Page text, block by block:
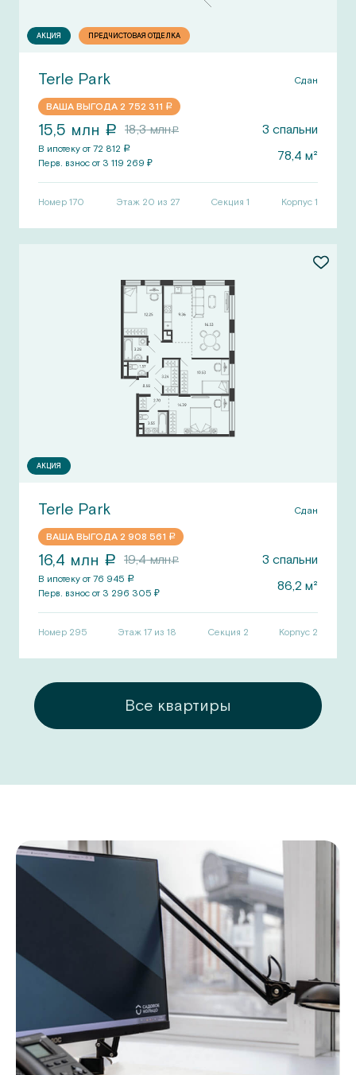
АКЦИЯ ПРЕДЧИСТОВАЯ ОТДЕЛКА
Terle Park Сдан
ВАША ВЫГОДА 2 752 311 a
15,5 млн a 18,3млнa 3 спальни
В ипотеку от 72 812 a
Перв. взнос от 3 119 269 ₽ 78,4 м²
Номер 170 Этаж 20 из 27 Секция1 Корпус 1
АКЦИЯ
Terle Park Сдан
ВАША ВЫГОДА 2 908 561 a
16,4 млн a 19,4млнa 3 спальни
В ипотеку от 76 945 a
Перв. взнос от 3 296 305 ₽ 86,2 м²
Номер 295 Этаж 17 из 18 Секция 2 Корпус 2
Все квартиры